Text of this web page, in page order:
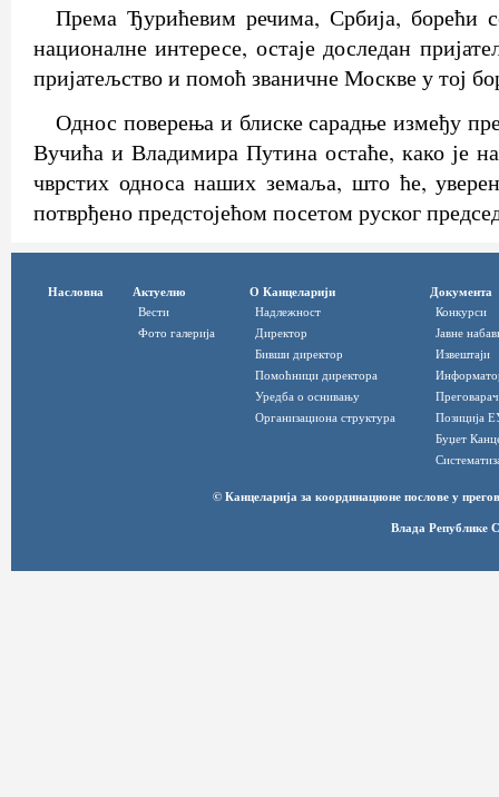
Према Ђурићевим речима, Србија, борећи
националне интересе, остаје доследан
пријатељство и помоћ званичне Москве у тој
Однос поверења и блиске сарадње између
Вучића и Владимира Путина остаће, како је
чврстих односа наших земаља, што ће,
потврђено предстојећом посетом руског
Насловна Актуелно
Вести
Фото галерија
О Канцеларији
Надлежност
Директор
Бивши директор
Помоћници директора
Уредба о оснивању
Организациона структура
Документа
Конкурси
Јавне
Извештаји
Позиција
Буџет
© Канцеларија за координационе послове у
Влада Републике